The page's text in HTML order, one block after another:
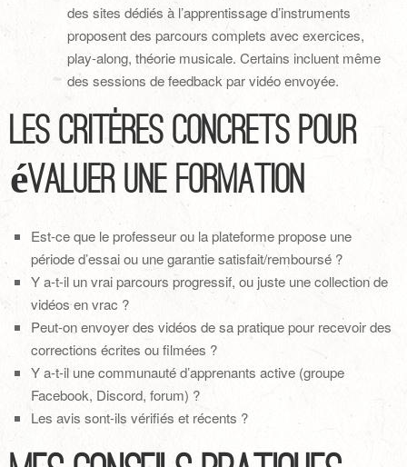
des sites dédiés à l’apprentissage d’instruments
proposent des parcours complets avec exercices,
play-along, théorie musicale. Certains incluent même
des sessions de feedback par vidéo envoyée.
Les critères concrets pour
évaluer une formation
Est-ce que le professeur ou la plateforme propose une
période d’essai ou une garantie satisfait/remboursé ?
Y a-t-il un vrai parcours progressif, ou juste une collection de
vidéos en vrac ?
Peut-on envoyer des vidéos de sa pratique pour recevoir des
corrections écrites ou filmées ?
Y a-t-il une communauté d’apprenants active (groupe
Facebook, Discord, forum) ?
Les avis sont-ils vérifiés et récents ?